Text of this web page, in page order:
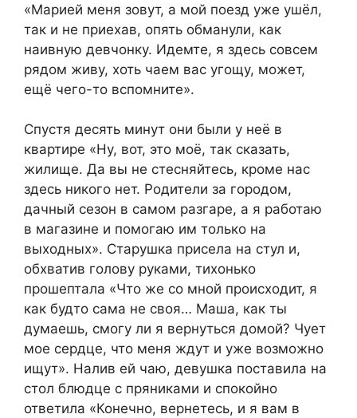
«Марией меня зовут, а мой поезд уже ушёл,
так и не приехав, опять обманули, как
наивную девчонку. Идемте, я здесь совсем
рядом живу, хоть чаем вас угощу, может,
ещё чего-то вспомните».
Спустя десять минут они были у неё в
квартире «Ну, вот, это моё, так сказать,
жилище. Да вы не стесняйтесь, кроме нас
здесь никого нет. Родители за городом,
дачный сезон в самом разгаре, а я работаю
в магазине и помогаю им только на
выходных». Старушка присела на стул и,
обхватив голову руками, тихонько
прошептала «Что же со мной происходит, я
как будто сама не своя… Маша, как ты
думаешь, смогу ли я вернуться домой? Чует
мое сердце, что меня ждут и уже возможно
ищут». Налив ей чаю, девушка поставила на
стол блюдце с пряниками и спокойно
ответила «Конечно, вернетесь, и я вам в